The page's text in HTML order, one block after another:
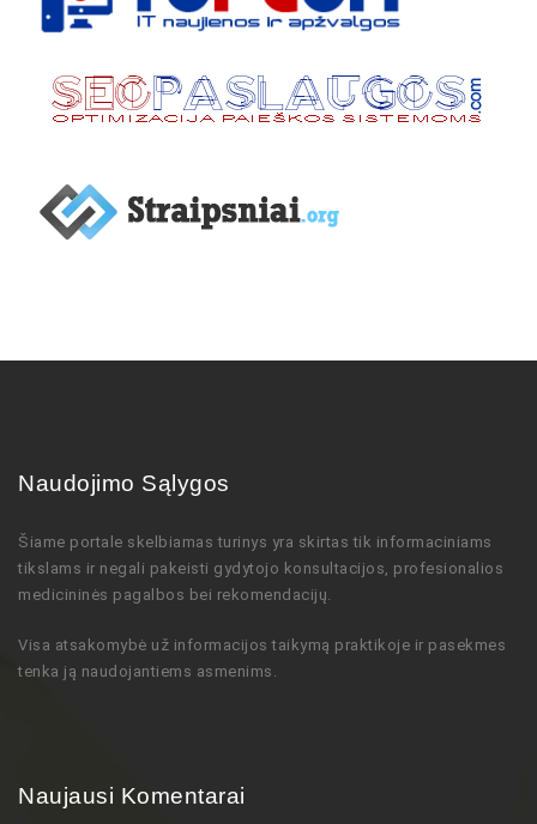
Naudojimo Sąlygos
Šiame portale skelbiamas turinys yra skirtas tik informaciniams
tikslams ir negali pakeisti gydytojo konsultacijos, profesionalios
medicininės pagalbos bei rekomendacijų
Visa atsakomybė už informacijos taikymą praktikoje ir pasekmes
tenka ją naudojantiems asmenims.
Naujausi Komentarai